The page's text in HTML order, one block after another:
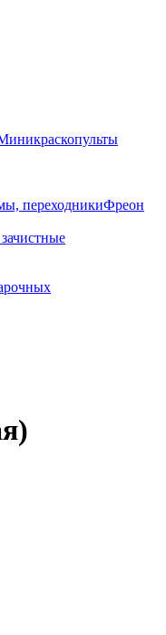
переходникиФреон